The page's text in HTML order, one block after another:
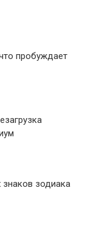
пробуждает
зодиака